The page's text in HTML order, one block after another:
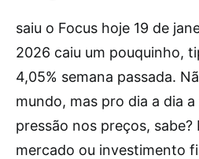
saiu o Focus hoje 19 de
2026 caiu um pouquinho,
4,05% semana passada.
mundo, mas pro dia a dia
pressão nos preços, sabe?
mercado ou investimento